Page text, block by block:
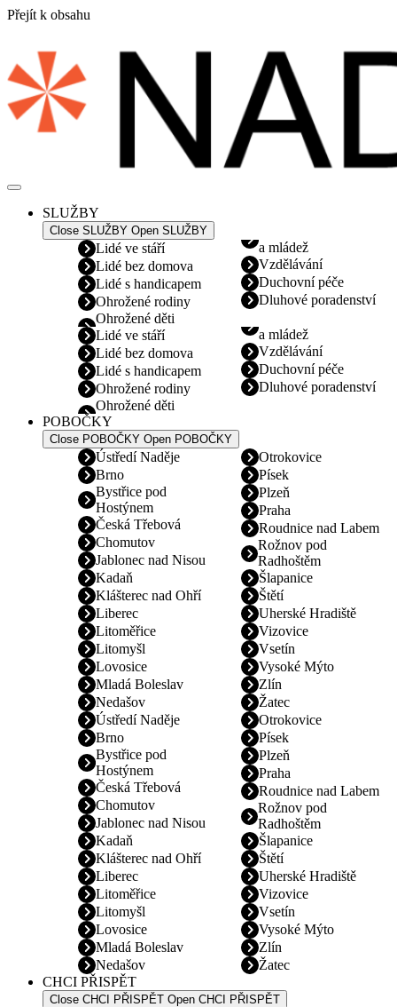
Přejít k obsahu
SLUŽBY
Close SLUŽBY Open SLUŽBY
Lidé ve stáří
Lidé bez domova
Lidé s handicapem
Ohrožené rodiny
Ohrožené děti
a mládež
Vzdělávání
Duchovní péče
Dluhové poradenství
Lidé ve stáří
Lidé bez domova
Lidé s handicapem
Ohrožené rodiny
Ohrožené děti
a mládež
Vzdělávání
Duchovní péče
Dluhové poradenství
POBOČKY
Close POBOČKY Open POBOČKY
Ústředí Naděje
Brno
Bystřice pod
Hostýnem
Česká Třebová
Chomutov
Jablonec nad Nisou
Kadaň
Klášterec nad Ohří
Liberec
Litoměřice
Litomyšl
Lovosice
Mladá Boleslav
Nedašov
Otrokovice
Písek
Plzeň
Praha
Roudnice nad Labem
Rožnov pod
Radhoštěm
Šlapanice
Štětí
Uherské Hradiště
Vizovice
Vsetín
Vysoké Mýto
Zlín
Žatec
Ústředí Naděje
Brno
Bystřice pod
Hostýnem
Česká Třebová
Chomutov
Jablonec nad Nisou
Kadaň
Klášterec nad Ohří
Liberec
Litoměřice
Litomyšl
Lovosice
Mladá Boleslav
Nedašov
Otrokovice
Písek
Plzeň
Praha
Roudnice nad Labem
Rožnov pod
Radhoštěm
Šlapanice
Štětí
Uherské Hradiště
Vizovice
Vsetín
Vysoké Mýto
Zlín
Žatec
CHCI PŘISPĚT
Close CHCI PŘISPĚT Open CHCI PŘISPĚT